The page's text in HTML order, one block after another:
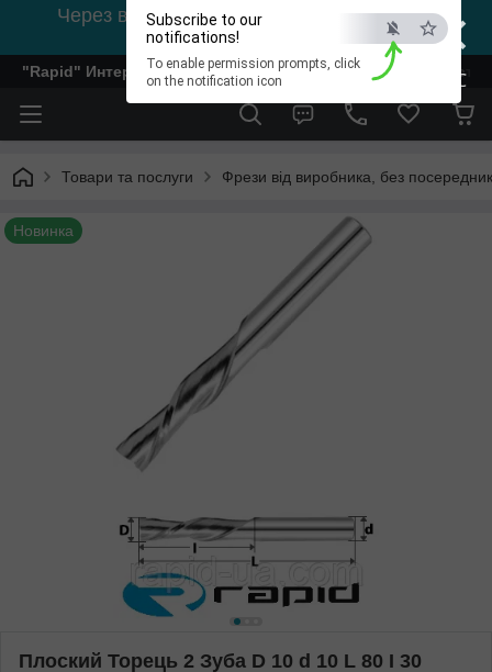
×
ESC
Subscribe to our
notifications!
To enable permission prompts, click
on the notification icon
Через відсутність світла, зв'язок на viber
0978002056
"Rapid" Интернет-магазин деревообрабатывающего
Товари та послуги Фрези від виробника, без
Новинка
Плоский Торець 2 Зуба D 10 d 10 L 80 I 30